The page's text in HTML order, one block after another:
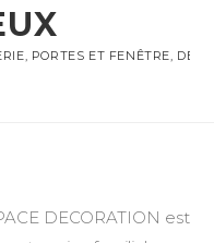
PORTES ET FENÊTRE,
DECORATION est